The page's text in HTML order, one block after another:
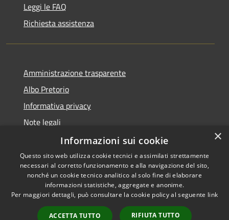
Leggi le FAQ
Richiesta assistenza
Amministrazione trasparente
Albo Pretorio
Informativa privacy
Note legali
Dichiarazione di accessibilità
RSS
Accessibilità
Copyright © 2026 • Comune di
Municipium• Accesso
×
Informazioni sui cookie
Questo sito web utilizza cookie tecnici e assimilati strettamente
necessari al corretto funzionamento e alla navigazione del sito,
nonché un cookie tecnico analitico al solo fine di elaborare
informazioni statistiche, aggregate e anonime.
Per maggiori dettagli, può consultare la cookie policy al seguente link
ACCETTA TUTTO RIFIUTA TUTTO